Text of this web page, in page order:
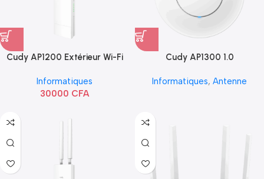
Cudy AP1200 Extérieur Wi-Fi
Informatiques
30000 CFA
Cudy AP1300 1.0
Informatiques, Antenne